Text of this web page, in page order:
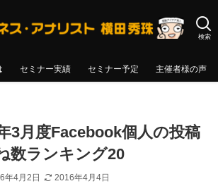
検索
セミナー実績 セミナー予定 主催者様の声
3月度Facebook個人の投稿
数ランキング20
年4月2日 2016年4月4日